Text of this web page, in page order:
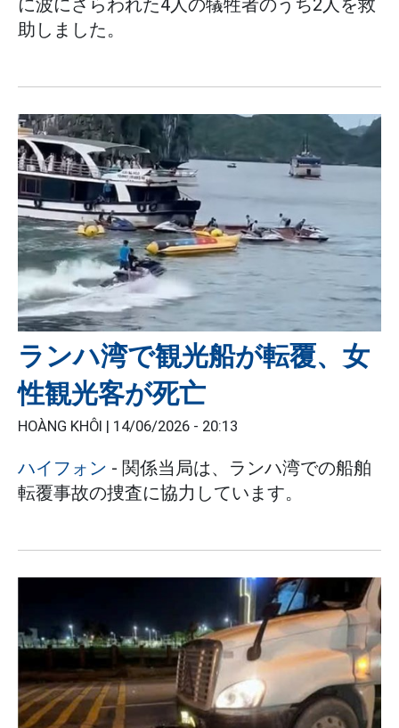
に波にさらわれた4人の犠牲者のうち2人を救
助しました。
ランハ湾で観光船が転覆、女
性観光客が死亡
HOÀNG KHÔI | 14/06/2026 - 20:13
ハイフォン - 関係当局は、ランハ湾での船舶
転覆事故の捜査に協力しています。